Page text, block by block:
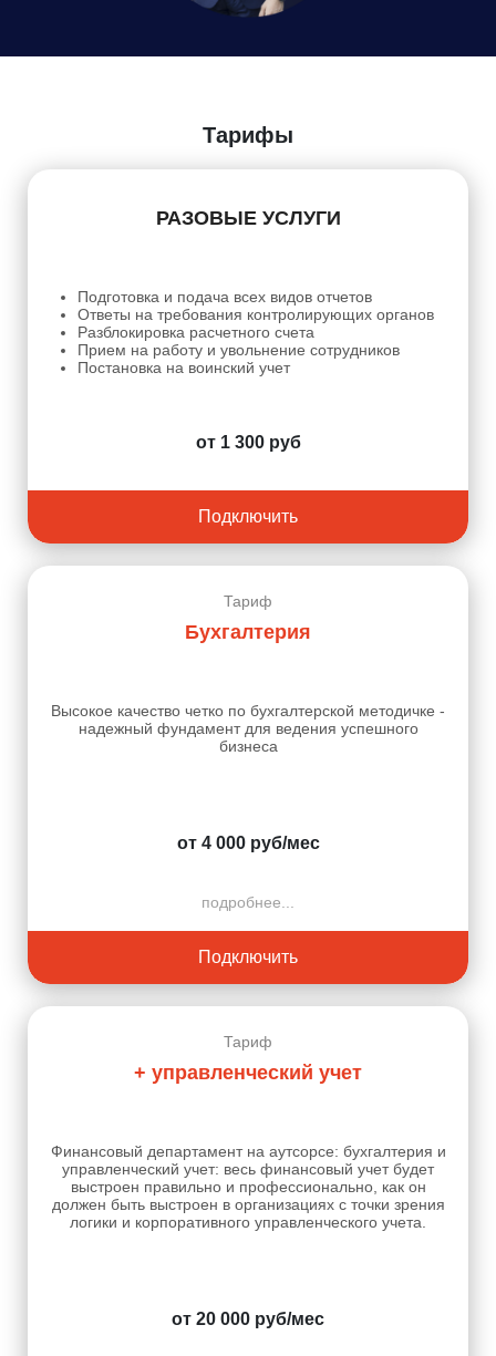
Тарифы
РАЗОВЫЕ УСЛУГИ
Подготовка и подача всех видов отчетов
Ответы на требования контролирующих органов
Разблокировка расчетного счета
Прием на работу и увольнение сотрудников
Постановка на воинский учет
от 1 300 руб
Подключить
Тариф
Бухгалтерия
Высокое качество четко по бухгалтерской методичке -
надежный фундамент для ведения успешного
бизнеса
от 4 000 руб/мес
подробнее...
Подключить
Тариф
+ управленческий учет
Финансовый департамент на аутсорсе: бухгалтерия и
управленческий учет: весь финансовый учет будет
выстроен правильно и профессионально, как он
должен быть выстроен в организациях с точки зрения
логики и корпоративного управленческого учета.
от 20 000 руб/мес
Согласие на обработку персональных данных